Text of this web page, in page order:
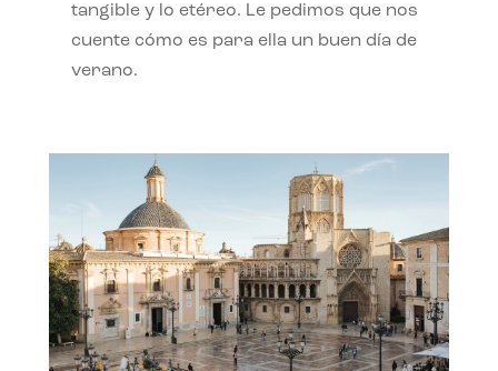
tangible y lo etéreo. Le pedimos que nos
cuente cómo es para ella un buen día de
verano.